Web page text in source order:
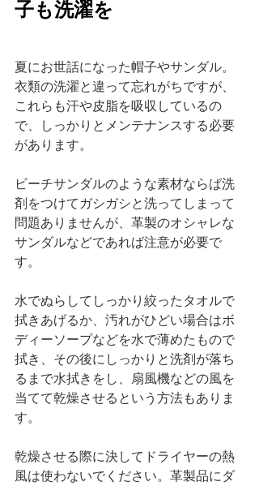
子も洗濯を
夏にお世話になった帽子やサンダル。
衣類の洗濯と違って忘れがちですが、
これらも汗や皮脂を吸収しているの
で、しっかりとメンテナンスする必要
があります。
ビーチサンダルのような素材ならば洗
剤をつけてガシガシと洗ってしまって
問題ありませんが、革製のオシャレな
サンダルなどであれば注意が必要で
す。
水でぬらしてしっかり絞ったタオルで
拭きあげるか、汚れがひどい場合はボ
ディーソープなどを水で薄めたもので
拭き、その後にしっかりと洗剤が落ち
るまで水拭きをし、扇風機などの風を
当てて乾燥させるという方法もありま
す。
乾燥させる際に決してドライヤーの熱
風は使わないでください。革製品にダ